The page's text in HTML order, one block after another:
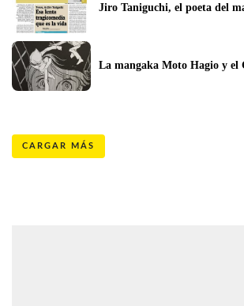
Jiro Taniguchi, el poeta del
La mangaka Moto Hagio y el
CARGAR MÁS